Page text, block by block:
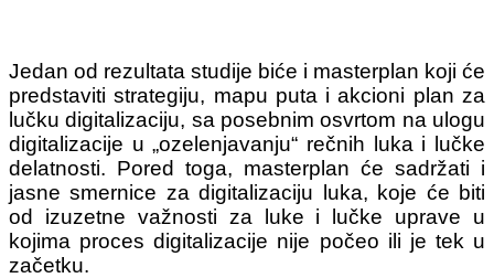
Jedan od rezultata studije biće i masterplan koji će
predstaviti strategiju, mapu puta i akcioni plan za
lučku digitalizaciju, sa posebnim osvrtom na ulogu
digitalizacije u „ozelenjavanju“ rečnih luka i lučke
delatnosti. Pored toga, masterplan će sadržati i
jasne smernice za digitalizaciju luka, koje će biti
od izuzetne važnosti za luke i lučke uprave u
kojima proces digitalizacije nije počeo ili je tek u
začetku.